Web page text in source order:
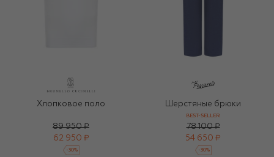
Хлопковое поло
89 950 ₽
62 950 ₽
-30%
Шерстяные брюки
BEST-SELLER
78 100 ₽
54 650 ₽
-30%